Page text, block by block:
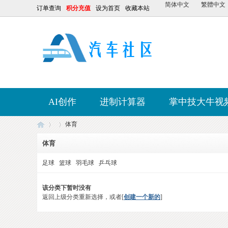
订单查询 积分充值 设为首页 收藏本站 简体中文 繁體中文
AI创作 进制计算器 掌中技大牛视
【 ›
体育
体育
足球 篮球 羽毛球 乒乓球
该分类下暂时没有
返回上级分类重新选择，或者[创建一个新的]